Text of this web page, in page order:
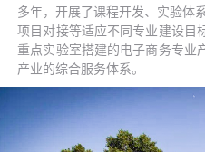
多年，开展了课程开发、实验体
项目对接等适应不同专业建设目
重点实验室搭建的电子商务专业
产业的综合服务体系。